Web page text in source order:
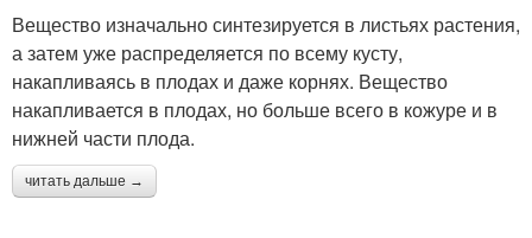
Вещество изначально синтезируется в листьях растения,
а затем уже распределяется по всему кусту,
накапливаясь в плодах и даже корнях. Вещество
накапливается в плодах, но больше всего в кожуре и в
нижней части плода.
читать дальше →